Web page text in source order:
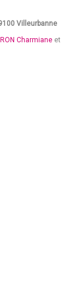
Villeurbanne
Charmiane et